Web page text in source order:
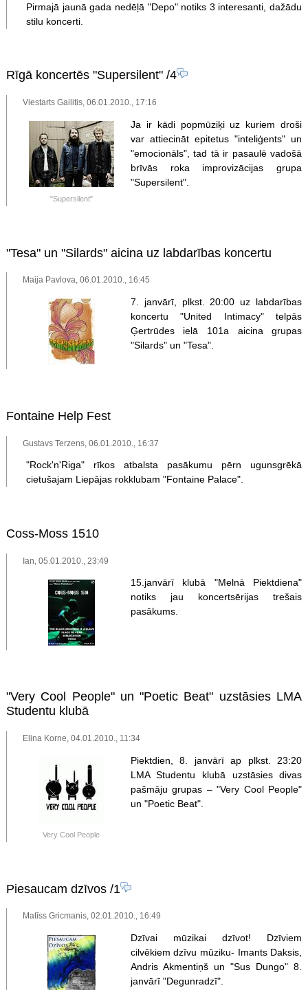
Pirmajā jaunā gada nedēļā "Depo" notiks 3 interesanti, dažādu
stilu koncerti.
Rīgā koncertēs "Supersilent"/4
Viestarts Gailitis, 06.01.2010., 17:16
"Supersilent"
Ja ir kādi popmūziķi uz kuriem droši
var attiecināt epitetus "inteliģents" un
"emocionāls", tad tā ir pasaulē vadošā
brīvās roka improvizācijas grupa
"Supersilent".
"Tesa" un "Silards" aicina uz labdarības koncertu
Maija Pavlova, 06.01.2010., 16:45
7. janvārī, plkst. 20:00 uz labdarības
koncertu "United Intimacy" telpās
Ģertrūdes ielā 101a aicina grupas
"Silards" un "Tesa".
Fontaine Help Fest
Gustavs Terzens, 06.01.2010., 16:37
"Rock'n'Riga" rīkos atbalsta pasākumu pērn ugunsgrēkā
cietušajam Liepājas rokklubam "Fontaine Palace".
Coss-Moss 1510
Ian, 05.01.2010., 23:49
15.janvārī klubā "Melnā Piektdiena"
notiks jau koncertsērijas trešais
pasākums.
"Very Cool People" un "Poetic Beat" uzstāsies LMA
Studentu klubā
Elina Korne, 04.01.2010., 11:34
Very Cool People
Piektdien, 8. janvārī ap plkst. 23:20
LMA Studentu klubā uzstāsies divas
pašmāju grupas – "Very Cool People"
un "Poetic Beat".
Piesaucam dzīvos/1
Matīss Gricmanis, 02.01.2010., 16:49
Dzīvai mūzikai dzīvot! Dzīviem
cilvēkiem dzīvu mūziku- Imants Daksis,
Andris Akmentiņš un "Sus Dungo" 8.
janvārī "Degunradzī".